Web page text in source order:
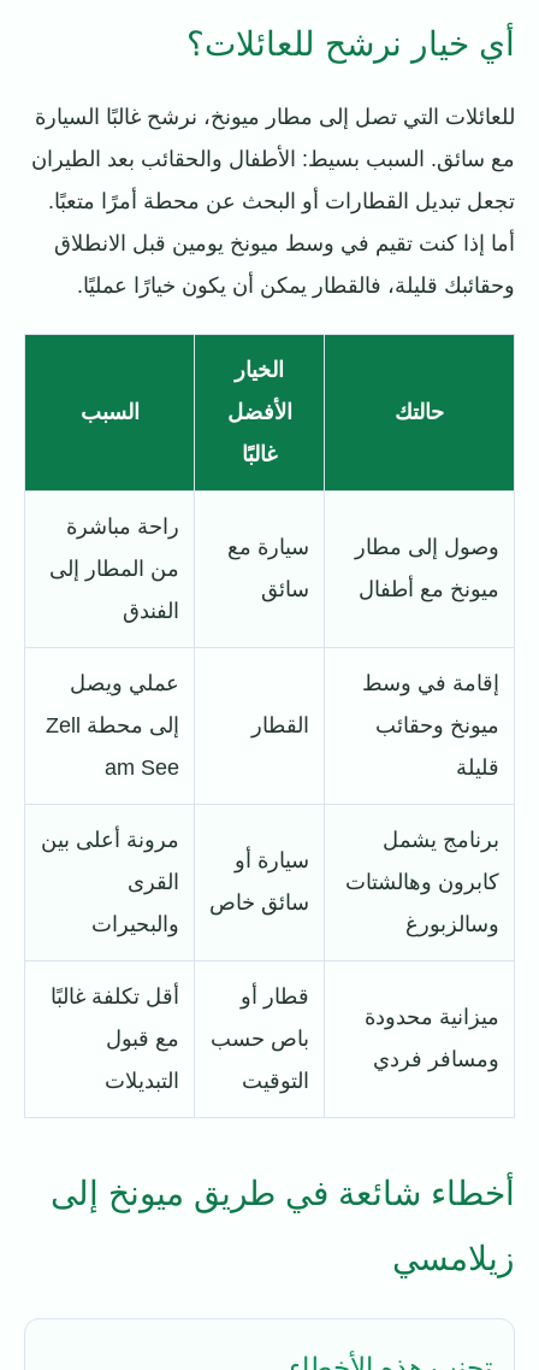
أي خيار نرشح للعائلات؟
للعائلات التي تصل إلى مطار ميونخ، نرشح غالبًا السيارة
مع سائق. السبب بسيط: الأطفال والحقائب بعد الطيران
تجعل تبديل القطارات أو البحث عن محطة أمرًا متعبًا.
أما إذا كنت تقيم في وسط ميونخ يومين قبل الانطلاق
وحقائبك قليلة، فالقطار يمكن أن يكون خيارًا عمليًا.
حالتك
الخيار
الأفضل
غالبًا
السبب
وصول إلى مطار
ميونخ مع أطفال
سيارة مع
سائق
راحة مباشرة
من المطار إلى
الفندق
إقامة في وسط
ميونخ وحقائب
قليلة
القطار
عملي ويصل
إلى محطة Zell
am See
برنامج يشمل
كابرون وهالشتات
وسالزبورغ
سيارة أو
سائق خاص
مرونة أعلى بين
القرى
والبحيرات
ميزانية محدودة
ومسافر فردي
قطار أو
باص حسب
التوقيت
أقل تكلفة غالبًا
مع قبول
التبديلات
أخطاء شائعة في طريق ميونخ إلى
زيلامسي